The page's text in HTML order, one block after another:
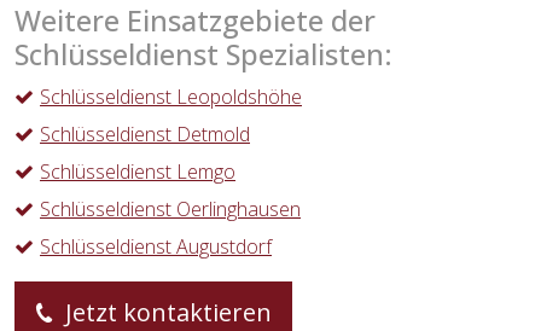
Weitere Einsatzgebiete der
Schlüsseldienst Spezialisten:
Schlüsseldienst Leopoldshöhe
Schlüsseldienst Detmold
Schlüsseldienst Lemgo
Schlüsseldienst Oerlinghausen
Schlüsseldienst Augustdorf
Jetzt kontaktieren